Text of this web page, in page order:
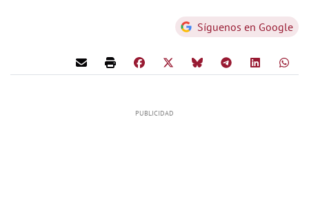
Síguenos en Google